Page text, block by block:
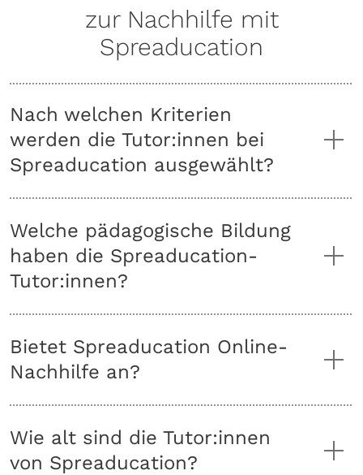
zur Nachhilfe mit
Spreaducation
Nach welchen Kriterien
werden die Tutor:innen bei
Spreaducation ausgewählt?
Welche pädagogische Bildung
haben die Spreaducation-
Tutor:innen?
Bietet Spreaducation Online-
Nachhilfe an?
Wie alt sind die Tutor:innen
von Spreaducation?